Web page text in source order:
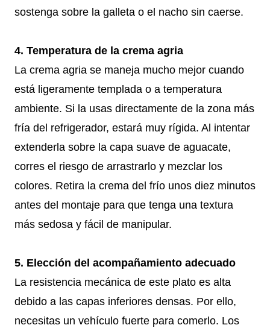
sostenga sobre la galleta o el nacho sin caerse.
4. Temperatura de la crema agria
La crema agria se maneja mucho mejor cuando
está ligeramente templada o a temperatura
ambiente. Si la usas directamente de la zona más
fría del refrigerador, estará muy rígida. Al intentar
extenderla sobre la capa suave de aguacate,
corres el riesgo de arrastrarlo y mezclar los
colores. Retira la crema del frío unos diez minutos
antes del montaje para que tenga una textura
más sedosa y fácil de manipular.
5. Elección del acompañamiento adecuado
La resistencia mecánica de este plato es alta
debido a las capas inferiores densas. Por ello,
necesitas un vehículo fuerte para comerlo. Los